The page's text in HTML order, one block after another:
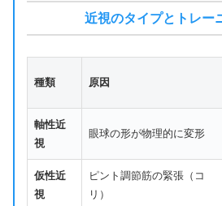
近視のタイプとトレー
種類 原因
軸性近
視
眼球の形が物理的に変形
仮性近
視
ピント調節筋の緊張（コ
リ）